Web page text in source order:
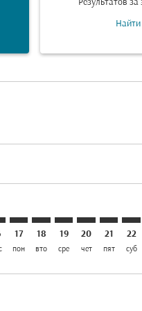
Результатов
17
пон
18
вто
CMB–FRA:
19
сре
20
чет
21
пят
22
суб